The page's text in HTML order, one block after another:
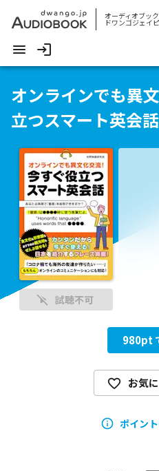
オーディオブッ
ドワンゴジェイ
オンラインでも異
立つスマート英会話
試聴不可
980pt
お気
ポイン